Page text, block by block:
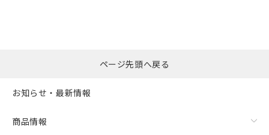
ページ先頭へ戻る
お知らせ・最新情報
商品情報